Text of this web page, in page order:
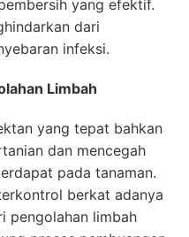
yang efektif.
dari
infeksi.
Limbah
yang tepat bahkan
dan mencegah
pada tanaman.
berkat adanya
pengolahan limbah